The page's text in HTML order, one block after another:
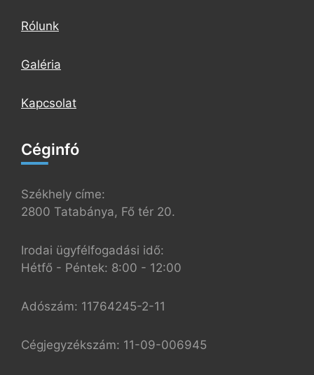
Rólunk
Galéria
Kapcsolat
Céginfó
Székhely címe:
2800 Tatabánya, Fő tér 20.
Irodai ügyfélfogadási idő:
Hétfő - Péntek: 8:00 - 12:00
Adószám: 11764245-2-11
Cégjegyzékszám: 11-09-006945